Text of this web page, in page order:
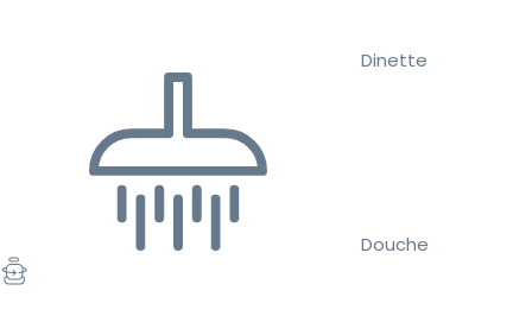
Dinette
Douche